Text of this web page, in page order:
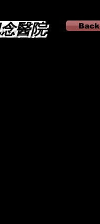
醫院
Back